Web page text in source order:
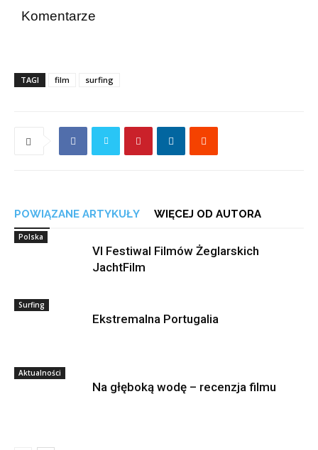
Komentarze
TAGI film surfing
POWIĄZANE ARTYKUŁY WIĘCEJ OD AUTORA
Polska
VI Festiwal Filmów Żeglarskich
JachtFilm
Surfing
Ekstremalna Portugalia
Aktualności
Na głęboką wodę – recenzja filmu